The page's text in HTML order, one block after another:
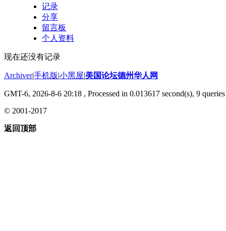
记录
分享
留言板
个人资料
现在还没有记录
Archiver|手机版|小黑屋|美国论坛德州华人网
GMT-6, 2026-8-6 20:18 , Processed in 0.013617 second(s), 9
© 2001-2017
返回顶部